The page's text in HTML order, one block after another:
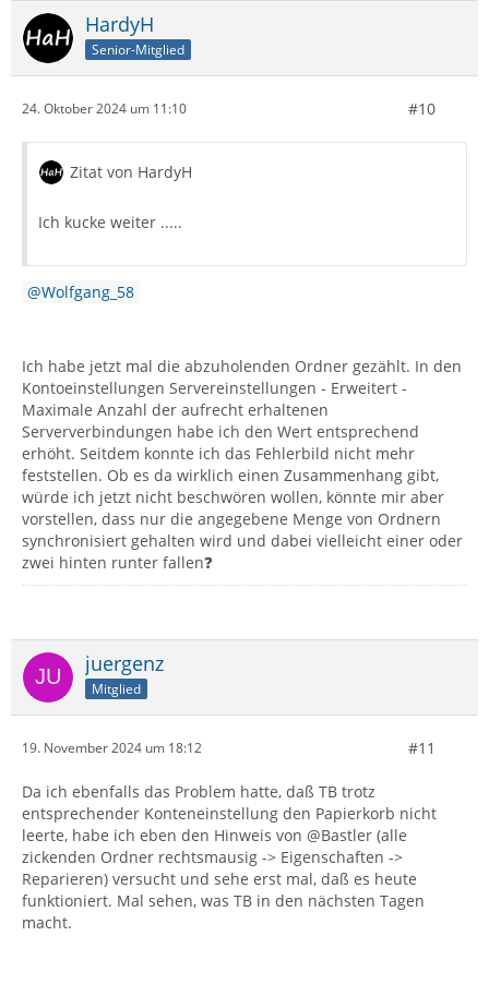
HardyH
Senior-Mitglied
24. Oktober 2024 um 11:10 #10
Zitat von HardyH
Ich kucke weiter .....
Wolfgang_58
Ich habe jetzt mal die abzuholenden Ordner gezählt. In den
Kontoeinstellungen Servereinstellungen - Erweitert -
Maximale Anzahl der aufrecht erhaltenen
Serververbindungen habe ich den Wert entsprechend
erhöht. Seitdem konnte ich das Fehlerbild nicht mehr
feststellen. Ob es da wirklich einen Zusammenhang gibt,
würde ich jetzt nicht beschwören wollen, könnte mir aber
vorstellen, dass nur die angegebene Menge von Ordnern
synchronisiert gehalten wird und dabei vielleicht einer oder
zwei hinten runter fallen❓
juergenz
Mitglied
19. November 2024 um 18:12 #11
Da ich ebenfalls das Problem hatte, daß TB trotz
entsprechender Konteneinstellung den Papierkorb nicht
leerte, habe ich eben den Hinweis von @Bastler (alle
zickenden Ordner rechtsmausig -> Eigenschaften ->
Reparieren) versucht und sehe erst mal, daß es heute
funktioniert. Mal sehen, was TB in den nächsten Tagen
macht.